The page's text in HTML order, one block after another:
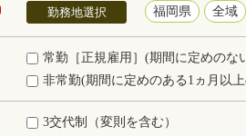
勤務地選択 福岡県 全域
常勤［正規雇用］(期間に定めのな
非常勤(期間に定めのある1ヵ月以
3交代制（変則を含む）